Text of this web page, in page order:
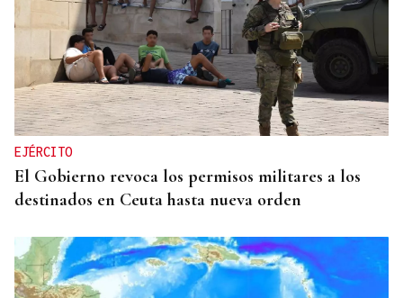
QUEN CHO DIXO
¿Sabe usted que la reina Letizia hizo un guiño a
Ourense en la final del Mundial?
EJÉRCITO
El Gobierno revoca los permisos militares a los
destinados en Ceuta hasta nueva orden